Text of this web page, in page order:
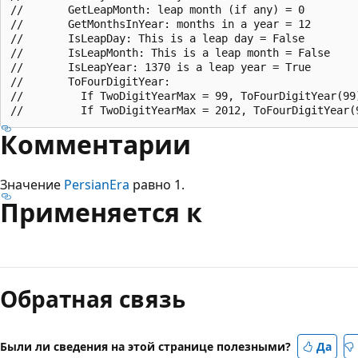
//       GetLeapMonth: leap month (if any) = 0
//       GetMonthsInYear: months in a year = 12
//       IsLeapDay: This is a leap day = False
//       IsLeapMonth: This is a leap month = False
//       IsLeapYear: 1370 is a leap year = True
//       ToFourDigitYear:
//         If TwoDigitYearMax = 99,
Комментарии
Значение PersianEra равно 1.
Применяется к
чтения
выключен
Обратная связь
Были ли сведения на этой странице полезными? Да